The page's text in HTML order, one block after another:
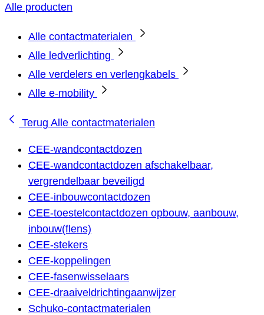
Alle producten
Alle contactmaterialen
Alle ledverlichting
Alle verdelers en verlengkabels
Alle e-mobility
Terug Alle contactmaterialen
CEE-wandcontactdozen
CEE-wandcontactdozen afschakelbaar,
vergrendelbaar beveiligd
CEE-inbouwcontactdozen
CEE-toestelcontactdozen opbouw, aanbouw,
inbouw(flens)
CEE-stekers
CEE-koppelingen
CEE-fasenwisselaars
CEE-draaiveldrichtingaanwijzer
Schuko-contactmaterialen